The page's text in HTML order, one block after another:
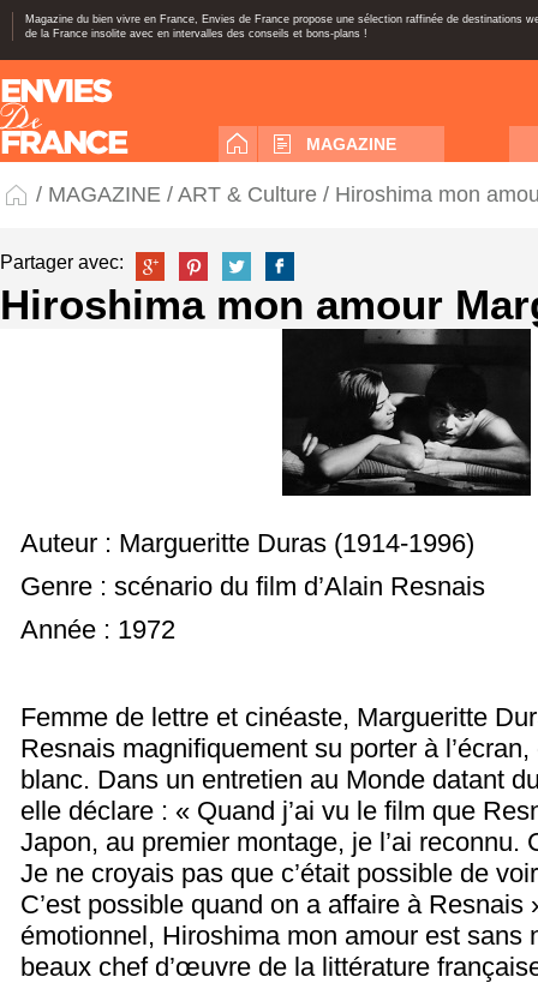
Magazine du bien vivre en France, Envies de France propose une sélection raffinée de destinations
de la France insolite avec en intervalles des conseils et bons-plans !
MAGAZINE
/ MAGAZINE / ART & Culture / Hiroshima mon
Partager avec:
Hiroshima mon amour
Auteur : Margueritte Duras (1914-1996)
Genre : scénario du film d’Alain Resnais
Année : 1972
Femme de lettre et cinéaste, Margueritte
Resnais magnifiquement su porter à
blanc. Dans un entretien au Monde datant
elle déclare : « Quand j’ai vu le film que
Japon, au premier montage, je l’ai reconnu.
Je ne croyais pas que c’était possible de
C’est possible quand on a affaire à Resnais
émotionnel, Hiroshima mon amour est sans
beaux chef d’œuvre de la littérature